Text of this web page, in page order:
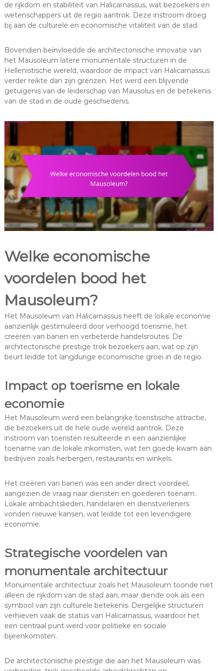
de rijkdom en stabiliteit van Halicarnassus, wat bezoekers en
wetenschappers uit de regio aantrok. Deze instroom droeg
bij aan de culturele en economische vitaliteit van de stad.
Bovendien beïnvloedde de architectonische innovatie van
het Mausoleum latere monumentale structuren in de
Hellenistische wereld, waardoor de impact van Halicarnassus
verder reikte dan zijn grenzen. Het werd een blijvende
getuigenis van de leiderschap van Mausolus en de betekenis
van de stad in de oude geschiedenis.
Welke economische
voordelen bood het
Mausoleum?
Het Mausoleum van Halicarnassus heeft de lokale economie
aanzienlijk gestimuleerd door verhoogd toerisme, het
creëren van banen en verbeterde handelsroutes. De
architectonische prestige trok bezoekers aan, wat op zijn
beurt leidde tot langdurige economische groei in de regio.
Impact op toerisme en lokale
economie
Het Mausoleum werd een belangrijke toeristische attractie,
die bezoekers uit de hele oude wereld aantrok. Deze
instroom van toeristen resulteerde in een aanzienlijke
toename van de lokale inkomsten, wat ten goede kwam aan
bedrijven zoals herbergen, restaurants en winkels.
Het creëren van banen was een ander direct voordeel,
aangezien de vraag naar diensten en goederen toenam.
Lokale ambachtslieden, handelaren en dienstverleners
vonden nieuwe kansen, wat leidde tot een levendigere
economie.
Strategische voordelen van
monumentale architectuur
Monumentale architectuur zoals het Mausoleum toonde niet
alleen de rijkdom van de stad aan, maar diende ook als een
symbool van zijn culturele betekenis. Dergelijke structuren
verhieven vaak de status van Halicarnassus, waardoor het
een centraal punt werd voor politieke en sociale
bijeenkomsten.
De architectonische prestige die aan het Mausoleum was